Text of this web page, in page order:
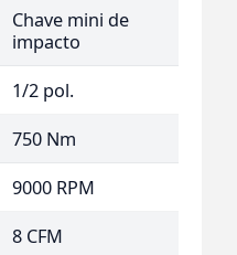
Chave mini de
impacto
1/2 pol.
750 Nm
9000 RPM
8 CFM